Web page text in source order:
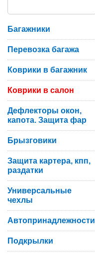
Багажники
Перевозка багажа
Коврики в багажник
Коврики в салон
Дефлекторы окон,
капота. Защита фар
Брызговики
Защита картера, кпп,
раздатки
Универсальные
чехлы
Автопринадлежности
Подкрылки